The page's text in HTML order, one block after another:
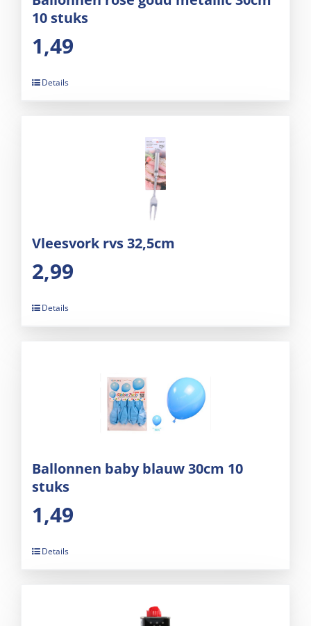
10 stuks
1,49
Details
Vleesvork rvs 32,5cm
2,99
Details
Ballonnen baby blauw 30cm 10
stuks
1,49
Details